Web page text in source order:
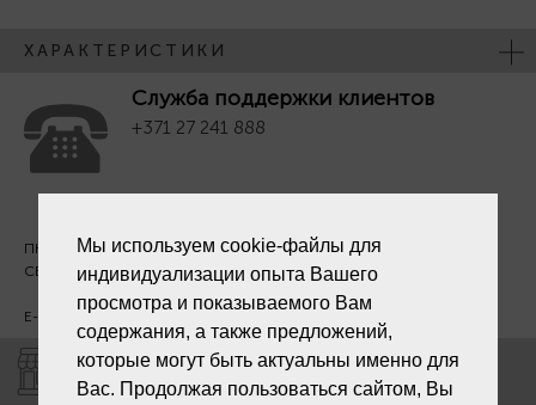
ХАРАКТЕРИСТИКИ
Служба поддержки клиентов
+371 27 241 888
ПН. - ПТ. 09:00 - 18:00
СБ - ВС - выходной
E-mail: info@laiksjewellery.lv
МАГАЗИНЫ "LAIKS"
Мы используем cookie-файлы для
индивидуализации опыта Вашего
просмотра и показываемого Вам
содержания, а также предложений,
которые могут быть актуальны именно для
Вас. Продолжая пользоваться сайтом, Вы